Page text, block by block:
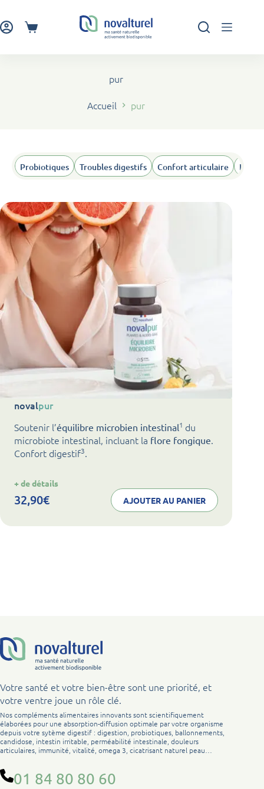
au
contenuPanier
pur
Accueil pur
Probiotiques Troubles digestifs Confort articulaire
novalpur
Soutenir l’équilibre microbien intestinal1 du
microbiote intestinal, incluant la flore fongique.
Confort digestif3.
+ de détails
32,90€ AJOUTER AU PANIER
Votre santé et votre bien-être sont une priorité, et
votre ventre joue un rôle clé.
Nos compléments alimentaires innovants sont scientifiquement
élaborées pour une absorption-diffusion optimale par votre organisme
depuis votre sytème digestif : digestion, probiotiques, ballonnements,
candidose, intestin irritable, perméabilité intestinale, douleurs
articulaires, immunité, vitalité, omega 3, cicatrisant naturel peau…
01 84 80 80 60